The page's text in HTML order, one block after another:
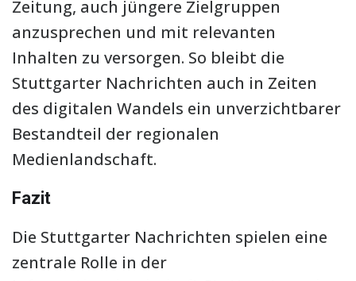
Zeitung, auch jüngere Zielgruppen
anzusprechen und mit relevanten
Inhalten zu versorgen. So bleibt die
Stuttgarter Nachrichten auch in Zeiten
des digitalen Wandels ein unverzichtbarer
Bestandteil der regionalen
Medienlandschaft.
Fazit
Die Stuttgarter Nachrichten spielen eine
zentrale Rolle in der